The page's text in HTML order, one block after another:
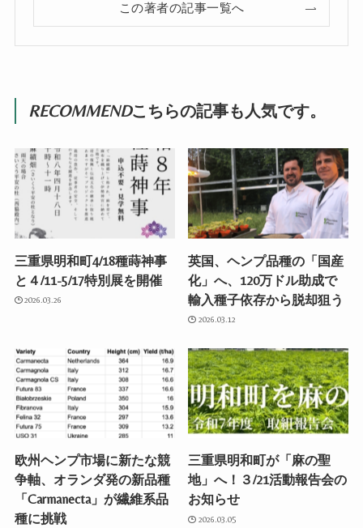
この著者の記事一覧へ
RECOMMENDこちらの記事も人気です。
三重県明和町4/18種蒔神事
と４/11-5/17特別展を開催
2026.03.26
英国、ヘンプ品種の「国産
化」へ、120万ドル助成で
輸入種子依存から脱却狙う
2026.03.12
欧州ヘンプ市場に新たな競
争軸、オランダ発の新品種
「Carmanecta」が繊維系品
種に挑戦
三重県明和町が「麻の聖
地」へ！３/21活動報告会の
お知らせ
2026.03.05